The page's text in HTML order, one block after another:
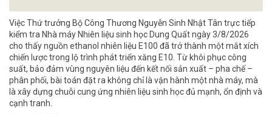
Việc Thứ trưởng Bộ Công Thương Nguyễn Sinh Nhật Tân trực tiếp
kiểm tra Nhà máy Nhiên liệu sinh học Dung Quất ngày 3/8/2026
cho thấy nguồn ethanol nhiên liệu E100 đã trở thành một mắt xích
chiến lược trong lộ trình phát triển xăng E10. Từ khôi phục công
suất, bảo đảm vùng nguyên liệu đến kết nối sản xuất – pha chế –
phân phối, bài toán đặt ra không chỉ là vận hành một nhà máy, mà
là xây dựng chuỗi cung ứng nhiên liệu sinh học đủ mạnh, ổn định và
cạnh tranh.